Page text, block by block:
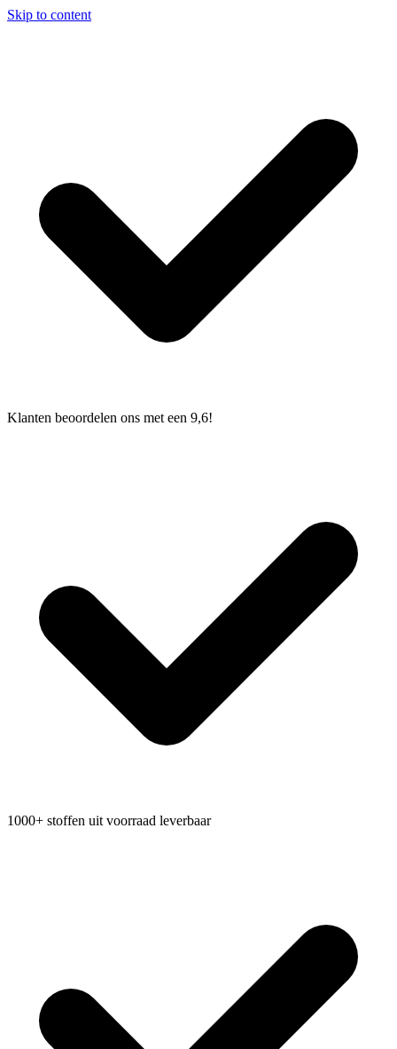
Skip to content
Klanten beoordelen ons met een 9,6!
1000+ stoffen uit voorraad leverbaar